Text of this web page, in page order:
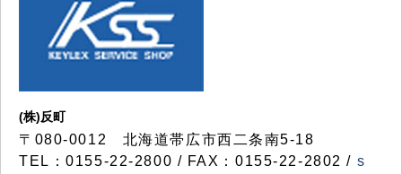
(株)反町
〒080-0012 北海道帯広市西二条南5-18
TEL：0155-22-2800 / FAX：0155-22-2802 / s